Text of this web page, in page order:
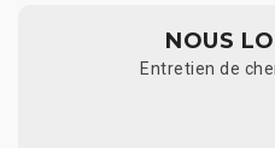
NOUS
Entretien de